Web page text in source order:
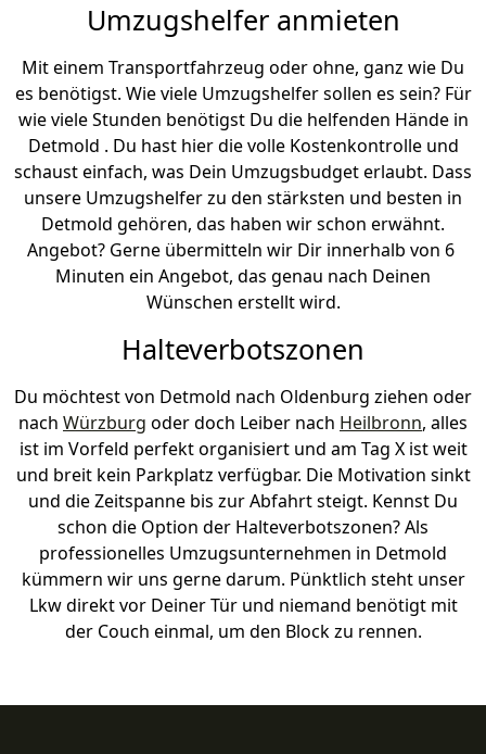
Umzugshelfer anmieten
Mit einem Transportfahrzeug oder ohne, ganz wie Du
es benötigst. Wie viele Umzugshelfer sollen es sein? Für
wie viele Stunden benötigst Du die helfenden Hände in
Detmold . Du hast hier die volle Kostenkontrolle und
schaust einfach, was Dein Umzugsbudget erlaubt. Dass
unsere Umzugshelfer zu den stärksten und besten in
Detmold gehören, das haben wir schon erwähnt.
Angebot? Gerne übermitteln wir Dir innerhalb von 6
Minuten ein Angebot, das genau nach Deinen
Wünschen erstellt wird.
Halteverbotszonen
Du möchtest von Detmold nach Oldenburg ziehen oder
nach Würzburg oder doch Leiber nach Heilbronn, alles
ist im Vorfeld perfekt organisiert und am Tag X ist weit
und breit kein Parkplatz verfügbar. Die Motivation sinkt
und die Zeitspanne bis zur Abfahrt steigt. Kennst Du
schon die Option der Halteverbotszonen? Als
professionelles Umzugsunternehmen in Detmold
kümmern wir uns gerne darum. Pünktlich steht unser
Lkw direkt vor Deiner Tür und niemand benötigt mit
der Couch einmal, um den Block zu rennen.